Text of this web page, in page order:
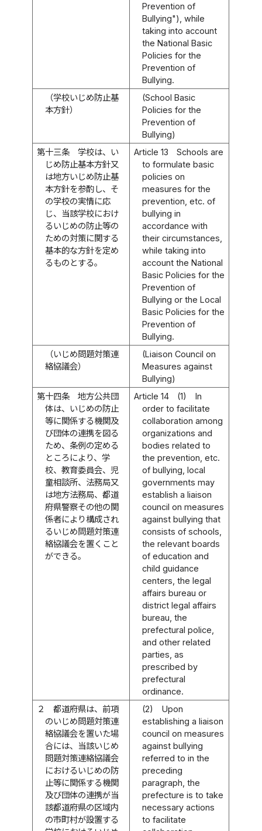
Prevention of
Bullying"), while
taking into account
the National Basic
Policies for the
Prevention of
Bullying.
（学校いじめ防止基
本方針）
(School Basic
Policies for the
Prevention of
Bullying)
第十三条
学校は、い
じめ防止基本方針又
は地方いじめ防止基
本方針を参酌し、そ
の学校の実情に応
じ、当該学校におけ
るいじめの防止等の
ための対策に関する
基本的な方針を定め
るものとする。
Article 13
Schools are
to formulate basic
policies on
measures for the
prevention, etc. of
bullying in
accordance with
their circumstances,
while taking into
account the National
Basic Policies for the
Prevention of
Bullying or the Local
Basic Policies for the
Prevention of
Bullying.
（いじめ問題対策連
絡協議会）
(Liaison Council on
Measures against
Bullying)
第十四条
地方公共団
体は、いじめの防止
等に関係する機関及
び団体の連携を図る
ため、条例の定める
ところにより、学
校、教育委員会、児
童相談所、法務局又
は地方法務局、都道
府県警察その他の関
係者により構成され
るいじめ問題対策連
絡協議会を置くこと
ができる。
Article 14 (1)
In
order to facilitate
collaboration among
organizations and
bodies related to
the prevention, etc.
of bullying, local
governments may
establish a liaison
council on measures
against bullying that
consists of schools,
the relevant boards
of education and
child guidance
centers, the legal
affairs bureau or
district legal affairs
bureau, the
prefectural police,
and other related
parties, as
prescribed by
prefectural
ordinance.
２
都道府県は、前項
のいじめ問題対策連
絡協議会を置いた場
合には、当該いじめ
問題対策連絡協議会
におけるいじめの防
止等に関係する機関
及び団体の連携が当
該都道府県の区域内
の市町村が設置する
(2)
Upon
establishing a liaison
council on measures
against bullying
referred to in the
preceding
paragraph, the
prefecture is to take
necessary actions
to facilitate